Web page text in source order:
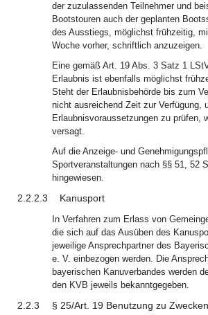
der zuzulassenden Teilnehmer und
Bootstouren auch der geplanten
des Ausstiegs, möglichst frühzeitig,
Woche vorher, schriftlich anzuzeigen.
Eine gemäß Art. 19 Abs. 3 Satz 1
Erlaubnis ist ebenfalls möglichst
Steht der Erlaubnisbehörde bis zum
nicht ausreichend Zeit zur Verfügung,
Erlaubnisvoraussetzungen zu prüfen,
versagt.
Auf die Anzeige- und
Sportveranstaltungen nach §§ 51, 52
hingewiesen.
2.2.2.3 Kanusport
In Verfahren zum Erlass von
die sich auf das Ausüben des
jeweilige Ansprechpartner des
e. V. einbezogen werden. Die
bayerischen Kanuverbandes werden
den KVB jeweils bekanntgegeben.
2.2.3 § 25/Art. 19 Benutzung zu